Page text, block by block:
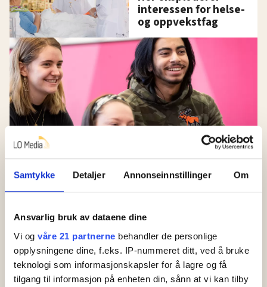
Samtykke Detaljer Annonseinnstillinger Om
Ansvarlig bruk av dataene dine
Vi og våre 21 partnerne behandler de personlige
opplysningene dine, f.eks. IP-nummeret ditt, ved å bruke
teknologi som informasjonskapsler for å lagre og få
tilgang til informasjon på enheten din, sånn at vi kan tilby
interessen for helse-
og oppvekstfag
Arbeidsliv i skolen:
Disse elevene vil lære mer
om arbeidslivet, men i den
nye læreplanen er faget
borte